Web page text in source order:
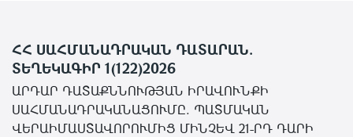
ՀՀ ՍԱՀՄԱՆԱԴՐԱԿԱՆ ԴԱՏԱՐԱՆ.
ՏԵՂԵԿԱԳԻՐ 1(122)2026
ԱՐԴԱՐ ԴԱՏԱՔՆՆՈՒԹՅԱՆ ԻՐԱՎՈՒՆՔԻ
ՍԱՀՄԱՆԱԴՐԱԿԱՆԱՑՈՒՄԸ. ՊԱՏՄԱԿԱՆ
ՎԵՐԱԻՄԱՍՏԱՎՈՐՈՒՄԻՑ ՄԻՆՉԵՎ 21-ՐԴ ԴԱՐԻ